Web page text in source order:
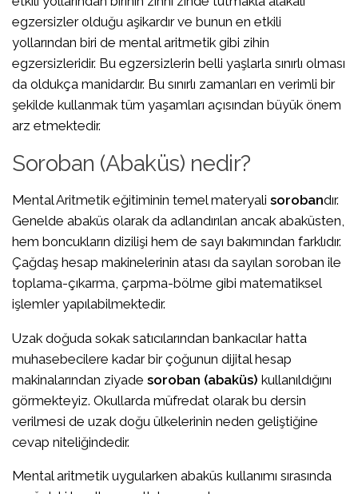
egzersizler olduğu aşikardır ve bunun en etkili
yollarından biri de mental aritmetik gibi zihin
egzersizleridir. Bu egzersizlerin belli yaşlarla sınırlı olması
da oldukça manidardır. Bu sınırlı zamanları en verimli bir
şekilde kullanmak tüm yaşamları açısından büyük önem
arz etmektedir.
Soroban (Abaküs) nedir?
Mental Aritmetik eğitiminin temel materyali sorobandır.
Genelde abaküs olarak da adlandırılan ancak abaküsten,
hem boncukların dizilişi hem de sayı bakımından farklıdır.
Çağdaş hesap makinelerinin atası da sayılan soroban ile
toplama-çıkarma, çarpma-bölme gibi matematiksel
işlemler yapılabilmektedir.
Uzak doğuda sokak satıcılarından bankacılar hatta
muhasebecilere kadar bir çoğunun dijital hesap
makinalarından ziyade soroban (abaküs) kullanıldığını
görmekteyiz. Okullarda müfredat olarak bu dersin
verilmesi de uzak doğu ülkelerinin neden geliştiğine
cevap niteliğindedir.
Mental aritmetik uygularken abaküs kullanımı sırasında